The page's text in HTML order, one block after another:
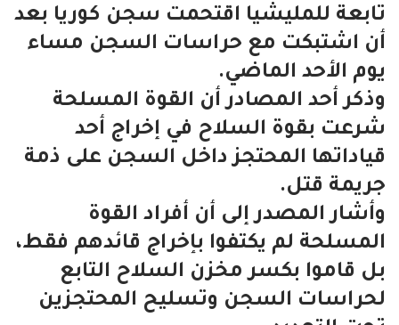
تابعة للمليشيا اقتحمت سجن كوريا بعد
أن اشتبكت مع حراسات السجن مساء
يوم الأحد الماضي.
وذكر أحد المصادر أن القوة المسلحة
شرعت بقوة السلاح في إخراج أحد
قياداتها المحتجز داخل السجن على ذمة
جريمة قتل.
وأشار المصدر إلى أن أفراد القوة
المسلحة لم يكتفوا بإخراج قائدهم فقط،
بل قاموا بكسر مخزن السلاح التابع
لحراسات السجن وتسليح المحتجزين